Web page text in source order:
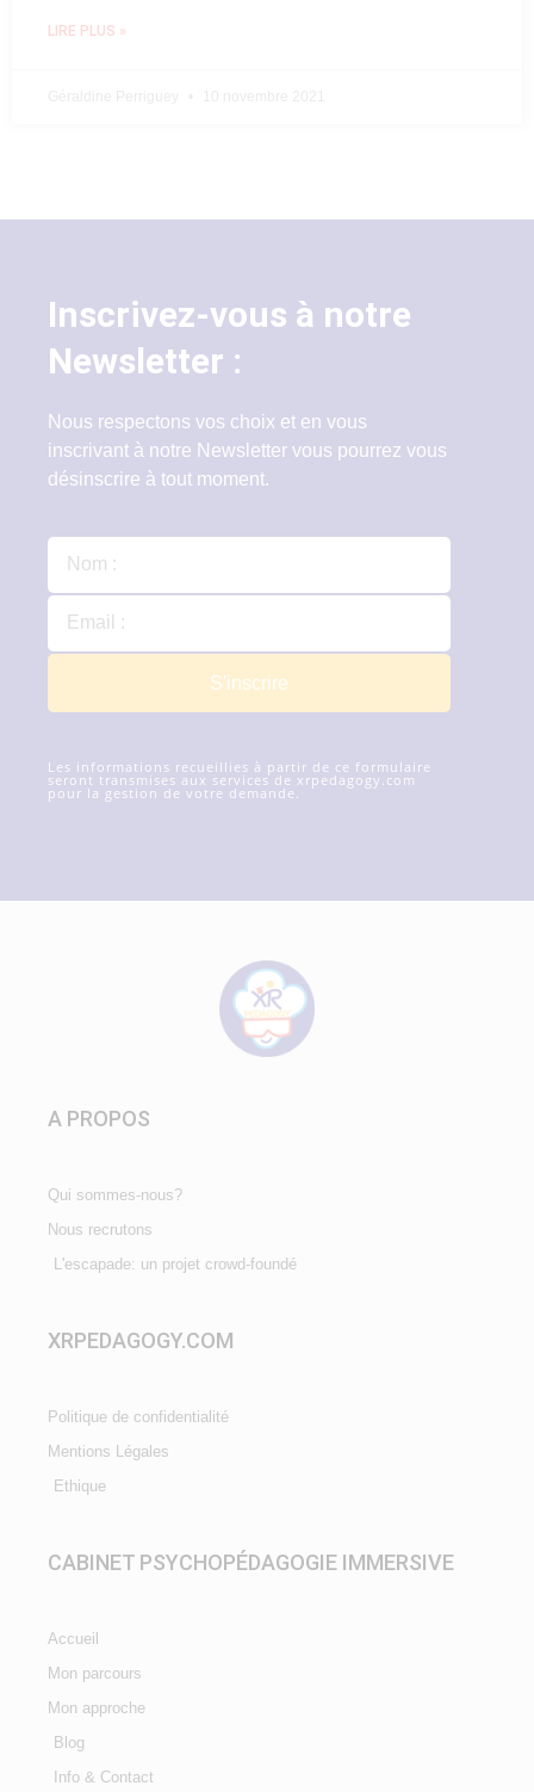
LIRE PLUS »
Inscrivez-vous à notre
Newsletter :
Nous respectons vos choix et en vous
inscrivant à notre Newsletter vous pourrez vous
désinscrire à tout moment.
S'inscrire
Les informations recueillies à partir de ce formulaire
seront transmises aux services de xrpedagogy.com
pour la gestion de votre demande. En savoir plus sur
la gestion de vos données et de vos droits
A PROPOS
Qui sommes-nous?
Nous recrutons
L'escapade: un projet crowd-foundé
XRPEDAGOGY.COM
Politique de confidentialité
Mentions Légales
Ethique
CABINET PSYCHOPÉDAGOGIE IMMERSIVE
Accueil
Mon parcours
Mon approche
Blog
Info & Contact